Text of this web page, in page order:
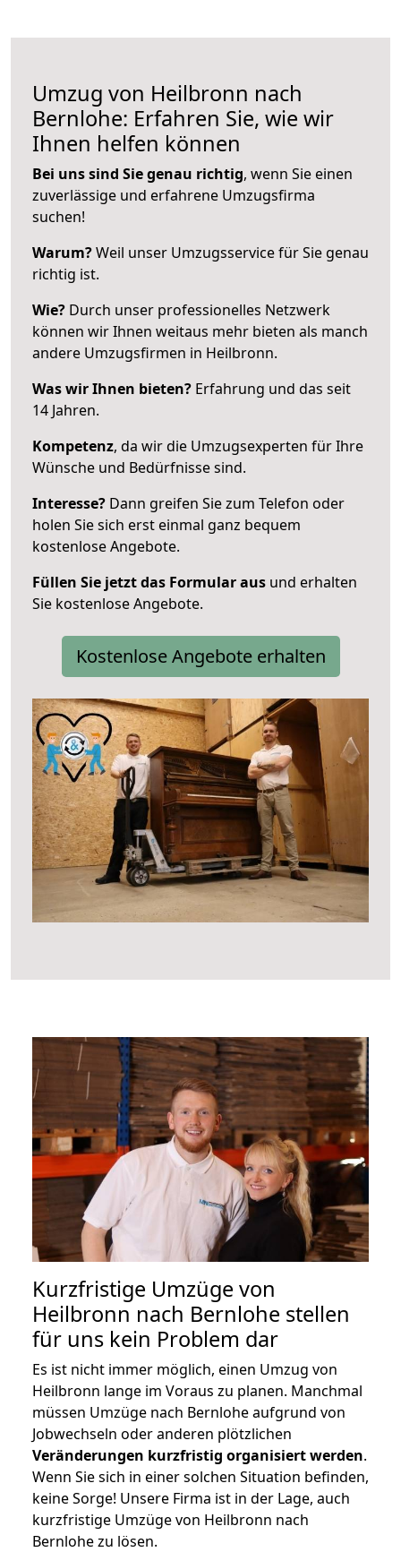
Umzug von Heilbronn nach
Bernlohe: Erfahren Sie, wie wir
Ihnen helfen können
Bei uns sind Sie genau richtig, wenn Sie einen
zuverlässige und erfahrene Umzugsfirma
suchen!
Warum?Weil unser Umzugsservice für Sie genau
richtig ist.
Wie? Durch unser professionelles Netzwerk
können wir Ihnen weitaus mehr bieten als manch
andere Umzugsfirmen in Heilbronn.
Was wir Ihnen bieten? Erfahrung und das seit
14 Jahren.
Kompetenz, da wir die Umzugsexperten für Ihre
Wünsche und Bedürfnisse sind.
Interesse? Dann greifen Sie zum Telefon oder
holen Sie sich erst einmal ganz bequem
kostenlose Angebote.
Füllen Sie jetzt das Formular aus und erhalten
Sie kostenlose Angebote.
Kostenlose Angebote erhalten
Kurzfristige Umzüge von
Heilbronn nach Bernlohe stellen
für uns kein Problem dar
Es ist nicht immer möglich, einen Umzug von
Heilbronn lange im Voraus zu planen. Manchmal
müssen Umzüge nach Bernlohe aufgrund von
Jobwechseln oder anderen plötzlichen
Veränderungen kurzfristig organisiert werden.
Wenn Sie sich in einer solchen Situation befinden,
keine Sorge! Unsere Firma ist in der Lage, auch
kurzfristige Umzüge von Heilbronn nach
Bernlohe zu lösen.